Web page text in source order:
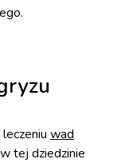
wad
tej dziedzinie